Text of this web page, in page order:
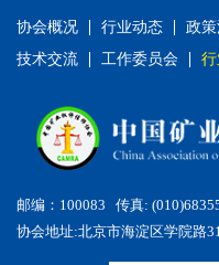
协会概况 行业动态 政
技术交流
工作委员会
邮编：100083 传真:
协会地址:北京市海淀区学院路